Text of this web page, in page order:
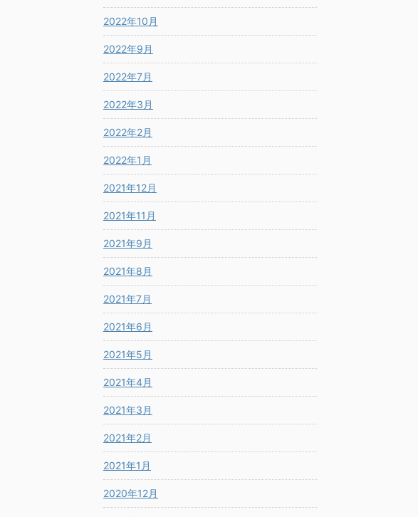
2022年10月
2022年9月
2022年7月
2022年3月
2022年2月
2022年1月
2021年12月
2021年11月
2021年9月
2021年8月
2021年7月
2021年6月
2021年5月
2021年4月
2021年3月
2021年2月
2021年1月
2020年12月